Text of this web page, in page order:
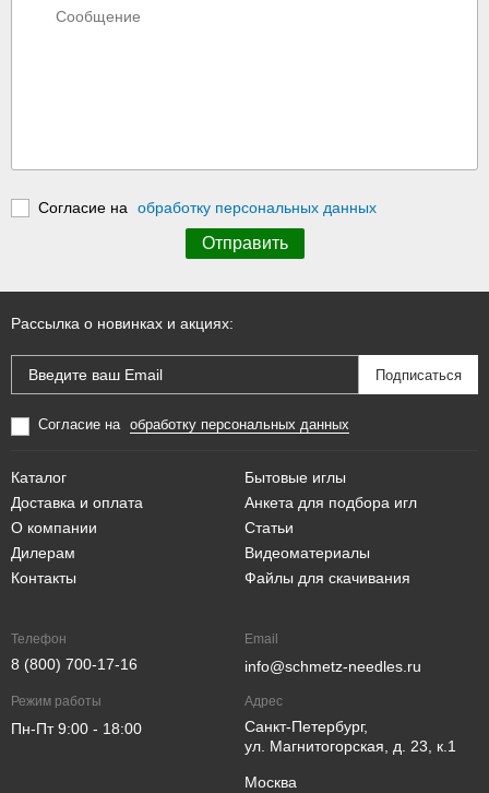
Согласие на обработку персональных данных
Рассылка о новинках и акциях:
Согласие на обработку персональных данных
Каталог
Доставка и оплата
О компании
Дилерам
Контакты
Бытовые иглы
Анкета для подбора игл
Статьи
Видеоматериалы
Файлы для скачивания
Телефон
8 (800) 700-17-16
Email
info@schmetz-needles.ru
Режим работы
Пн-Пт 9:00 - 18:00
Адрес
Санкт-Петербург,
ул. Магнитогорская, д. 23, к.1
Москва